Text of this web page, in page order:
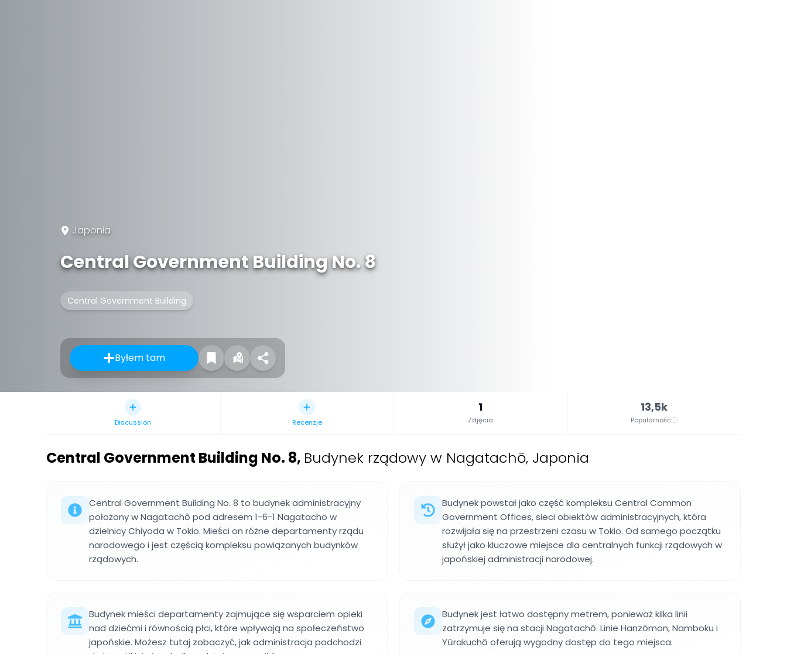
Japonia
Central Government Building No. 8
Central Government Building
Byłem tam
Discussion Recenzje
1
Zdjęcia
13,5k
Popularność
Central Government Building No. 8, Budynek rządowy w Nagatachō, Japonia
Central Government Building No. 8 to budynek administracyjny
położony w Nagatachō pod adresem 1-6-1 Nagatacho w
dzielnicy Chiyoda w Tokio. Mieści on różne departamenty rządu
narodowego i jest częścią kompleksu powiązanych budynków
rządowych.
Budynek powstał jako część kompleksu Central Common
Government Offices, sieci obiektów administracyjnych, która
rozwijała się na przestrzeni czasu w Tokio. Od samego początku
służył jako kluczowe miejsce dla centralnych funkcji rządowych w
japońskiej administracji narodowej.
Budynek mieści departamenty zajmujące się wsparciem opieki
nad dziećmi i równością płci, które wpływają na społeczeństwo
japońskie. Możesz tutaj zobaczyć, jak administracja podchodzi
Budynek jest łatwo dostępny metrem, ponieważ kilka linii
zatrzymuje się na stacji Nagatachō. Linie Hanzōmon, Namboku i
Yūrakuchō oferują wygodny dostęp do tego miejsca.